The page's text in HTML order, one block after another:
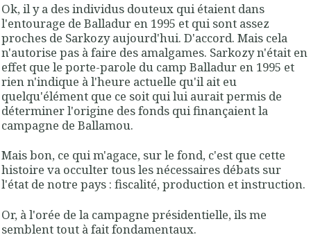
Ok, il y a des individus douteux qui étaient dans
l'entourage de Balladur en 1995 et qui sont assez
proches de Sarkozy aujourd'hui. D'accord. Mais cela
n'autorise pas à faire des amalgames. Sarkozy n'était en
effet que le porte-parole du camp Balladur en 1995 et
rien n'indique à l'heure actuelle qu'il ait eu
quelqu'élément que ce soit qui lui aurait permis de
déterminer l'origine des fonds qui finançaient la
campagne de Ballamou.
Mais bon, ce qui m'agace, sur le fond, c'est que cette
histoire va occulter tous les nécessaires débats sur
l'état de notre pays : fiscalité, production et instruction.
Or, à l'orée de la campagne présidentielle, ils me
semblent tout à fait fondamentaux.